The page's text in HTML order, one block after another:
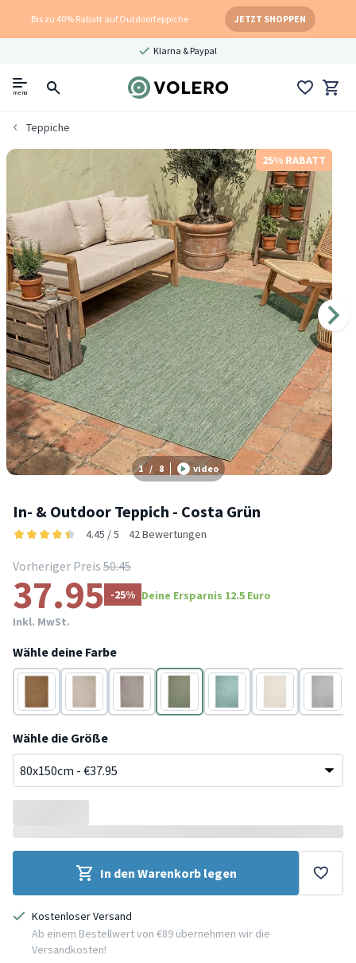
Bis zu 40% Rabatt auf Outdoorteppiche JETZT SHOPPEN
Klarna & Paypal
menu
Teppiche
25% RABATT
1 / 8 video
In- & Outdoor Teppich - Costa Grün
4.45 / 5 42 Bewertungen
Vorheriger Preis 50.45
37.95 -25% Deine Ersparnis 12.5 Euro
Inkl. MwSt.
Wähle deine Farbe
Braun Creme Taupe Grün Türkis Beige Grau
Wähle die Größe
In den Warenkorb legen
Kostenloser Versand
Ab einem Bestellwert von €89 übernehmen wir die
Versandkosten!